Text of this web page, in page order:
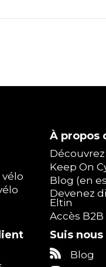
À propos
Keep On
Blog (en
Devenez
Eltin
Accès B2B
Suis nous
Blog